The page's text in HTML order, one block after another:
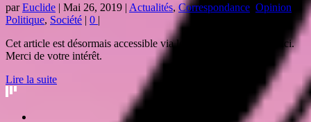
parEuclide | Mai 26, 2019 | Actualités, Correspondance Opinion
Politique, Société | 0 |
Cet article est désormais accessible via les Lettres de Libéralie, ici.
Merci de votre intérêt.
Lire la suite